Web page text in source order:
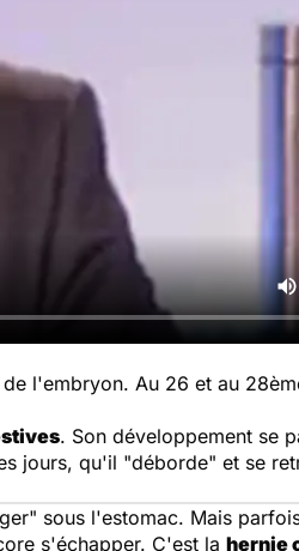
l'embryon. Au 26 et au
. Son développement se
jours, qu'il "déborde" et se
sous l'estomac. Mais
s'échapper. C'est la hernie